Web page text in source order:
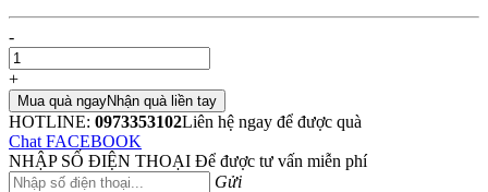
-
+
Mua quà ngayNhận quà liền tay
HOTLINE: 0973353102Liên hệ ngay để được quà
Chat FACEBOOK
NHẬP SỐ ĐIỆN THOẠI Để được tư vấn miễn phí
Gửi